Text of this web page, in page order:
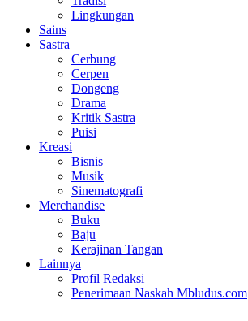
Lingkungan
Sains
Sastra
Cerbung
Cerpen
Dongeng
Drama
Kritik Sastra
Puisi
Kreasi
Bisnis
Musik
Sinematografi
Merchandise
Buku
Baju
Kerajinan Tangan
Lainnya
Profil Redaksi
Penerimaan Naskah Mbludus.com